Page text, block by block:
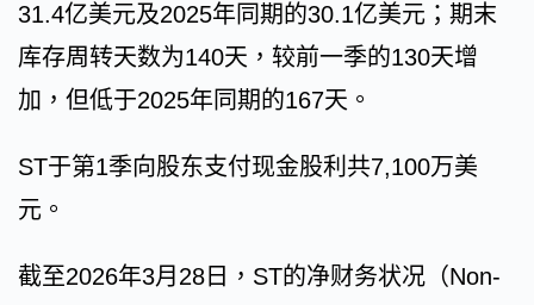
31.4亿美元及2025年同期的30.1亿美元；期末
库存周转天数为140天，较前一季的130天增
加，但低于2025年同期的167天。
ST于第1季向股东支付现金股利共7,100万美
元。
截至2026年3月28日，ST的净财务状况（Non-